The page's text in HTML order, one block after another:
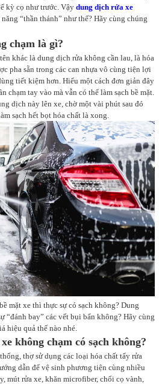
kỳ cọ như trước. Vậy dung dịch rửa xe
“thần thánh” như thế? Hãy cùng chúng
chạm là gì?
khác là dung dịch rửa không cần lau, là hóa
pha sẵn trong các can nhựa vô cùng tiện lợi
tiết kiệm hơn. Hiểu một cách đơn giản đây
chạm tay vào mà vẫn có thể làm sạch bề mặt.
dịch này lên xe, chờ một vài phút sau đó
sạch hết bọt hóa chất là xong.
mặt xe thì thực sự có sạch không? Dung
“đánh bay” các vết bụi bẩn không? Hãy cùng
hiệu quả thế nào nhé.
không chạm có sạch không?
thợ sử dụng các loại hóa chất tẩy rửa
dẫn để vệ sinh phương tiện cùng nhiều
mút rửa xe, khăn microfiber, chổi cọ vành,